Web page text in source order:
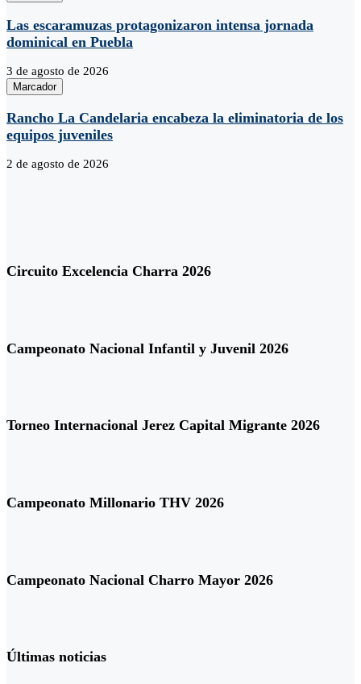
Las escaramuzas protagonizaron intensa jornada
dominical en Puebla
3 de agosto de 2026
Marcador
Rancho La Candelaria encabeza la eliminatoria de los
equipos juveniles
2 de agosto de 2026
Circuito Excelencia Charra 2026
Campeonato Nacional Infantil y Juvenil 2026
Torneo Internacional Jerez Capital Migrante 2026
Campeonato Millonario THV 2026
Campeonato Nacional Charro Mayor 2026
Últimas noticias